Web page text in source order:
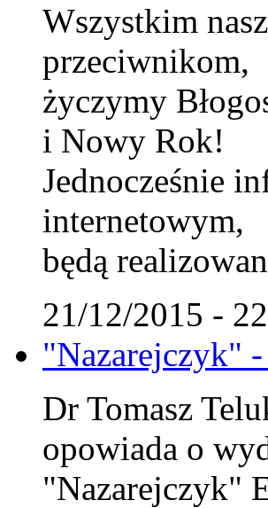
Wszystkim
przeciwnikom,
życzymy
i Nowy Rok!
Jednocześnie
internetowym,
będą
21/12/2015 -
"Nazarejczyk"
Dr Tomasz
opowiada o
"Nazarejczyk"